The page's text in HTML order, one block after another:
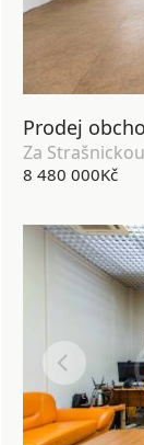
Za
8 480 000Kč